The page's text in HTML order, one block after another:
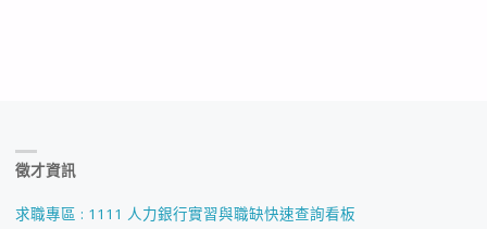
徵才資訊
求職專區 : 1111 人力銀行實習與職缺快速查詢看板